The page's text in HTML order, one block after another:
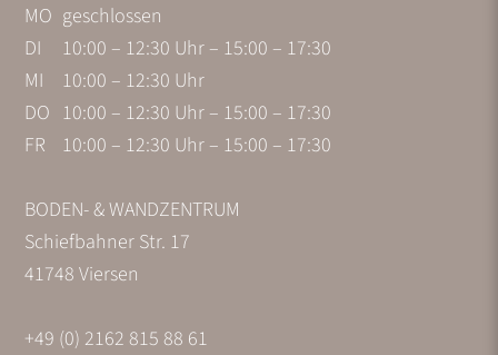
MO geschlossen
DI
10:00 – 12:30 Uhr – 15:00 – 17:30
MI
10:00 – 12:30 Uhr
DO 10:00 – 12:30 Uhr – 15:00 – 17:30
FR
10:00 – 12:30 Uhr – 15:00 – 17:30
BODEN- & WANDZENTRUM
Schiefbahner Str. 17
41748 Viersen
+49 (0) 2162 815 88 61